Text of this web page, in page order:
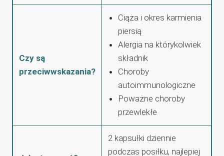
Czy są
przeciwwskazania?
Ciąża i okres karmienia
piersią
Alergia na którykolwiek
składnik
Choroby
autoimmunologiczne
Poważne choroby
przewlekłe
2 kapsułki dziennie
podczas posiłku, najlepiej